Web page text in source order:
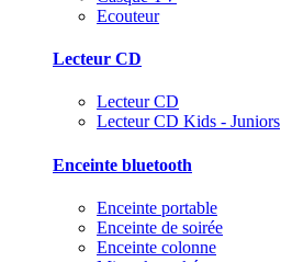
Ecouteur
Lecteur CD
Lecteur CD
Lecteur CD Kids - Juniors
Enceinte bluetooth
Enceinte portable
Enceinte de soirée
Enceinte colonne